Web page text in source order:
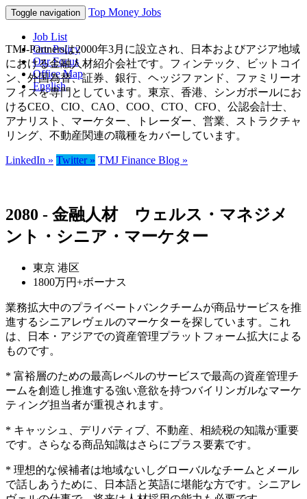
Toggle navigation Top Money Jobs
Job List
Our Policy
Our Focus
Office Map
English
TMJ-Partnersは2000年3月に設立され、日本およびアジア地域
における金融人材紹介会社です。フィンテック、ビットコイ
ン、外国為替、証券、銀行、ヘッジファンド、ファミリーオ
フィスを専門としています。東京、香港、シンガポールにお
けるCEO、CIO、CAO、COO、CTO、CFO、公認会計士、
アナリスト、マーケター、トレーダー、営業、ストラクチャ
リング、不動産関連の職種をカバーしています。
LinkedIn » Twitter » TMJ Finance Blog »
2080 - 金融人材 ウェルス・マネジメ
ント・シニア・マーケター
東京 港区
1800万円+ボーナス
業務拡大中のプライベートバンクチームが商品サービスを推
進するシニアレヴェルのマーケターを探しています。これ
は、日本・アジアでの資産管理プラットフォーム拡大による
ものです。
* 富裕層のための最高レベルのサービスで最高の資産管理チ
ームを創造し推進する強い意欲を持つバイリンガルなマーケ
ティング担当者が重視されます。
* キャッシュ、デリバティブ、不動産、相続税の知識が重要
です。さらなる商品知識はさらにプラス要素です。
* 理想的な候補者は地域ないしグローバルなチームとメール
で話しあうために、日本語と英語に堪能な方です。シニアレ